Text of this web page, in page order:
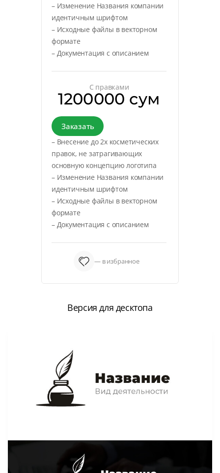
– Изменение Названия компании
идентичным шрифтом
– Исходные файлы в векторном
формате
– Документация с описанием
С правками
1200000 сум
Заказать
– Внесение до 2х косметических
правок, не затрагивающих
основную концепцию логотипа
– Изменение Названия компании
идентичным шрифтом
– Исходные файлы в векторном
формате
– Документация с описанием
— в избранное
Версия для десктопа